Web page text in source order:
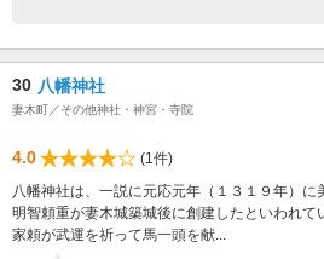
30 八幡神社
妻木町／その他神社・神宮・寺院
4.0
(1件)
八幡神社は、一説に元応元年（１３１９年）に
明智頼重が妻木城築城後に創建したといわれて
家頼が武運を祈って馬一頭を献...